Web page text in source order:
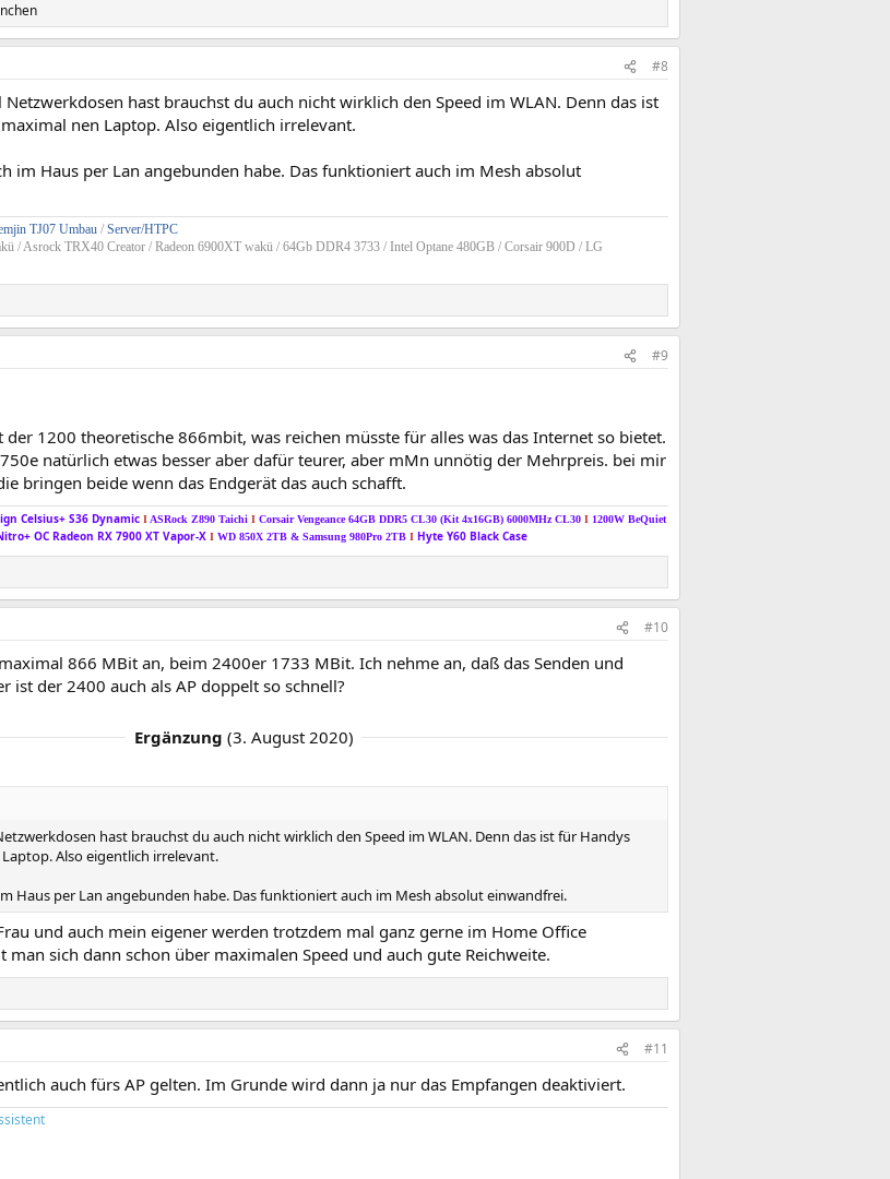
#8
hast brauchst du auch nicht wirklich den Speed im WLAN. Denn das ist
nen Laptop. Also eigentlich irrelevant.
im Haus per Lan angebunden habe. Das funktioniert auch im Mesh absolut
TJ07 Umbau / Server/HTPC
/ Asrock TRX40 Creator / Radeon 6900XT wakü / 64Gb DDR4 3733 / Intel Optane 480GB / Corsair 900D / LG
#9
1200 theoretische 866mbit, was reichen müsste für alles was das Internet so bietet.
natürlich etwas besser aber dafür teurer, aber mMn unnötig der Mehrpreis. bei mir
bringen beide wenn das Endgerät das auch schafft.
Celsius+ S36 Dynamic I ASRock Z890 Taichi I Corsair Vengeance 64GB DDR5 CL30 (Kit 4x16GB) 6000MHz CL30 I 1200W BeQuiet
OC Radeon RX 7900 XT Vapor-X I WD 850X 2TB & Samsung 980Pro 2TB I Hyte Y60 Black Case
#10
866 MBit an, beim 2400er 1733 MBit. Ich nehme an, daß das Senden und
ist der 2400 auch als AP doppelt so schnell?
Ergänzung (3. August 2020)
hast brauchst du auch nicht wirklich den Speed im WLAN. Denn das ist für Handys
Also eigentlich irrelevant.
Haus per Lan angebunden habe. Das funktioniert auch im Mesh absolut einwandfrei.
und auch mein eigener werden trotzdem mal ganz gerne im Home Office
man sich dann schon über maximalen Speed und auch gute Reichweite.
#11
auch fürs AP gelten. Im Grunde wird dann ja nur das Empfangen deaktiviert.